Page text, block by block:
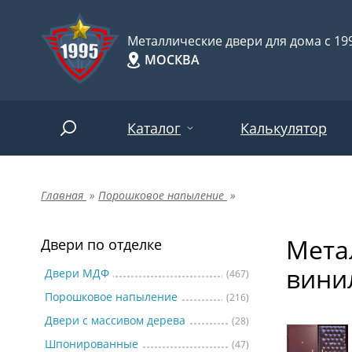
Металлические двери для дома с
МОСКВА
Каталог
Двери по отделке
Двери по назначению
Двери по особенностям
Калькулятор
Главная » Порошковое напыление »
Двери по отделке
Двери МДФ (467)
Порошковое напыление (216)
Двери с массивом дерева (28)
Шпонированные (47)